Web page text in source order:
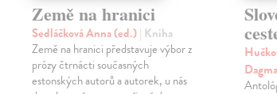
Země na hranici
Sedláčková Anna (ed.)| Kniha
Země na hranici představuje výbor z
prózy čtrnácti současných
estonských autorů a autorek, u nás